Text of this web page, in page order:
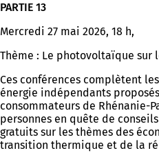
PARTIE 13
Mercredi 27 mai 2026, 18 h,
Thème : Le photovoltaïque
Ces conférences complètent
énergie indépendants
consommateurs de Rhénanie-
personnes en quête de
gratuits sur les thèmes des
transition thermique et de la